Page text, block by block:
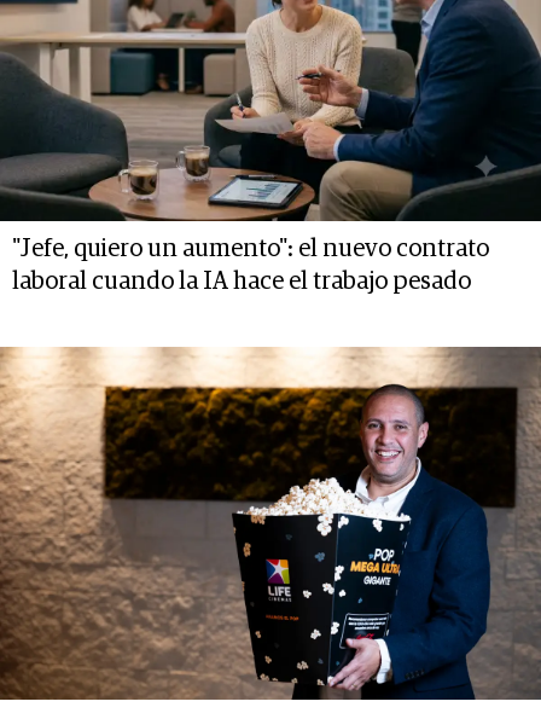
"Jefe, quiero un aumento": el nuevo contrato
laboral cuando la IA hace el trabajo pesado